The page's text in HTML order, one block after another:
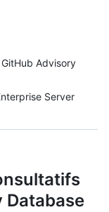
Advisory
Server
Database